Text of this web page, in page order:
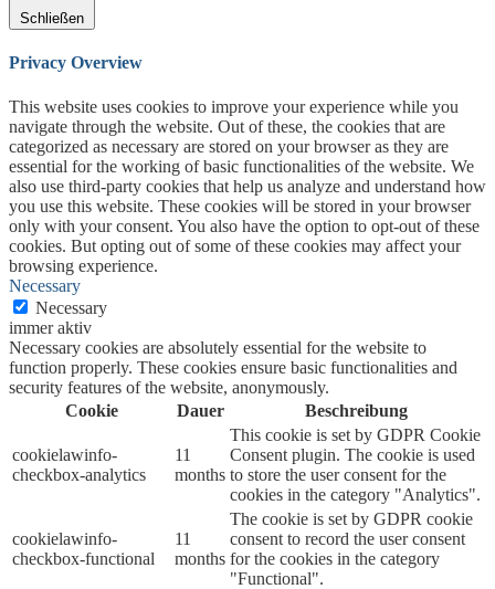
Schließen
Privacy Overview
This website uses cookies to improve your experience while you
navigate through the website. Out of these, the cookies that are
categorized as necessary are stored on your browser as they are
essential for the working of basic functionalities of the website. We
also use third-party cookies that help us analyze and understand how
you use this website. These cookies will be stored in your browser
only with your consent. You also have the option to opt-out of these
cookies. But opting out of some of these cookies may affect your
browsing experience.
Necessary
Necessary
immer aktiv
Necessary cookies are absolutely essential for the website to
function properly. These cookies ensure basic functionalities and
security features of the website, anonymously.
Cookie
Dauer Beschreibung
cookielawinfo-
checkbox-analytics
11
months
This cookie is set by GDPR Cookie
Consent plugin. The cookie is used
to store the user consent for the
cookies in the category "Analytics".
cookielawinfo-
checkbox-functional
11
months
The cookie is set by GDPR cookie
consent to record the user consent
for the cookies in the category
"Functional".